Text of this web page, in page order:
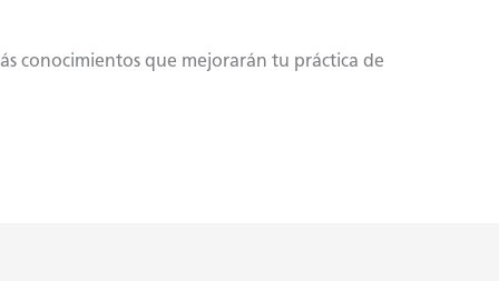
conocimientos que mejorarán tu práctica de